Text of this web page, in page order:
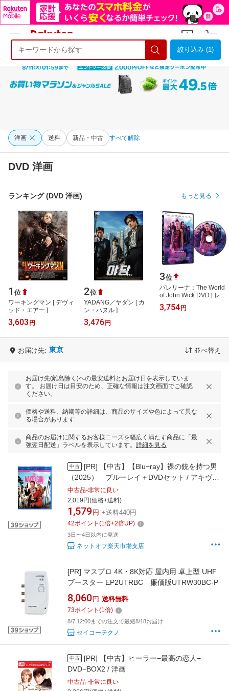
ようこそ 楽天市場へ ログイン
絞り込み (1)
洋画 送料 新品・中古 すべて解除
DVD 洋画
ランキング (DVD 洋画) もっと見る
1 位
ワーキングマン [ デヴィ
ッド・エアー ]
3,603 円
2位
YADANG／ヤダン [ カ
ン・ハヌル ]
3,476 円
3位
バレリーナ：The World
of John Wick DVD [ レ
ン・ワイズマン ]
3,754円
お届け先: 東京 並べ替え
お届け先(離島除く)への最安送料とお届け日を表示していま
す。 お届け日は目安のため、正確な情報は注文画面でご確認
ください。
価格や送料、納期等の詳細は、商品のサイズや色によって異な
る場合があります
商品のお届けに関するお客様ニーズを幅広く満たす商品に「最
強翌日配送」ラベルを表示しています。 詳細を見る
中古 [PR]
【中古】【Blu−ray】裸の銃を持つ男
（2025） ブルーレイ＋DVDセット / アキヴ
ァ・シェイファー【監督】
中古品-非常に良い
2,019円(価格+送料)
1,579 円 +送料440円
42ポイント (1倍+2倍UP)
3日〜4日以内に発送
ネットオフ楽天市場支店
[PR] マスプロ 4K・8K対応 屋内用 卓上型 UHF
ブースター EP2UTRBC 廉価版UTRW30BC-P
8,060 円 送料無料
73ポイント (1倍)
8/7 12:00までの注文で最短8/18お届け
セイコーテクノ
中古 [PR]
【中古】ヒーラー−最高の恋人−
DVD−BOX2 / 洋画
中古品-非常に良い